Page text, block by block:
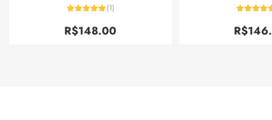
de 5
(1)
R$148.00
de 5
R$